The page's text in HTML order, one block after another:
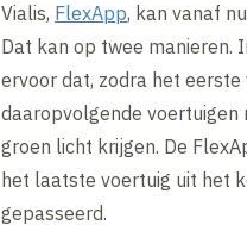
Vialis, FlexApp, kan vanaf
Dat kan op twee manieren.
ervoor dat, zodra het
daaropvolgende voertuigen
groen licht krijgen. De
het laatste voertuig uit het
gepasseerd.